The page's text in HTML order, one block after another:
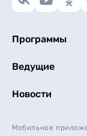
Программы
Ведущие
Новости
Мобильное